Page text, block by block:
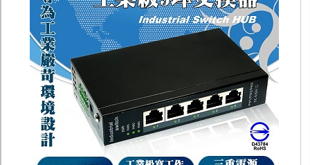
多路攝影機單軸傳輸
監聽器.麥克風
網路設備
視訊轉換設備
雙絞線傳輸器
雜訊改善器
分配放大器
網路線用水晶頭
網路線
懶人線.同軸線.花線
線頭.插座.延長線.HDMI線
集線盒.防水盒.配線盒